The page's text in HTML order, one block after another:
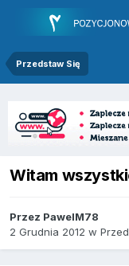
Przedstaw Się
Witam
Przez PawelM78
2 Grudnia 2012 w